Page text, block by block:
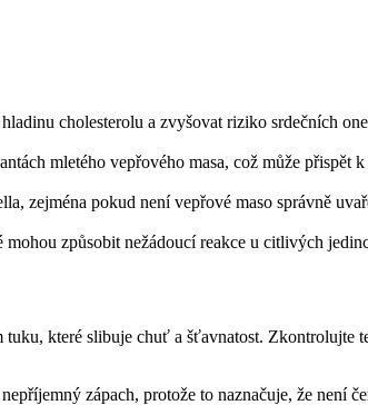
cholesterolu a zvyšovat riziko srdečních
mletého vepřového masa, což může
zejména pokud není vepřové maso správně
mohou způsobit nežádoucí reakce u citlivých
které slibuje chuť a šťavnatost. Zkontrolujte
zápach, protože to naznačuje, že není